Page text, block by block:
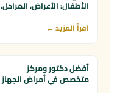
الأطفال: الأعراض، المراحل،
اقرأ المزيد ←
أفضل دكتور ومركز
متخصص في أمراض الجهاز